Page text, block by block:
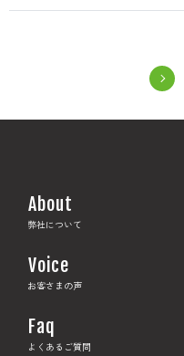
About
弊社について
Voice
お客さまの声
Faq
よくあるご質問